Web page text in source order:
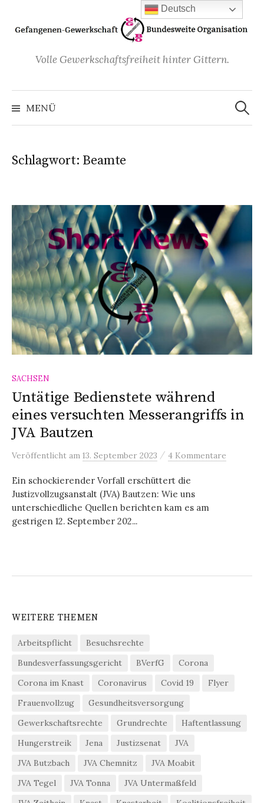
Inhalt
überspringen
Volle Gewerkschaftsfreiheit hinter Gittern.
MENÜ
Suchen
nach:
Schlagwort: Beamte
SACHSEN
Untätige Bedienstete während
eines versuchten Messerangriffs in
JVA Bautzen
Veröffentlicht am 13. September 2023 / 4 Kommentare
Ein schockierender Vorfall erschüttert die
Justizvollzugsanstalt (JVA) Bautzen: Wie uns
unterschiedliche Quellen berichten kam es am
gestrigen 12. September 202...
WEITERE THEMEN
Arbeitspflicht
Besuchsrechte
Bundesverfassungsgericht
BVerfG
Corona
Corona im Knast
Coronavirus Covid 19
Flyer
Frauenvollzug
Gesundheitsversorgung
Gewerkschaftsrechte
Grundrechte
Haftentlassung
Hungerstreik
Jena Justizsenat
JVA
JVA Butzbach
JVA Chemnitz
JVA Moabit
JVA Tegel
JVA Tonna
JVA Untermaßfeld
Deutsch